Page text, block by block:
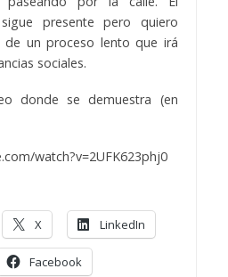
sigue presente pero quiero
de un proceso lento que irá
sociales.
donde se demuestra (en
watch?v=2UFK623phj0
X LinkedIn
Facebook